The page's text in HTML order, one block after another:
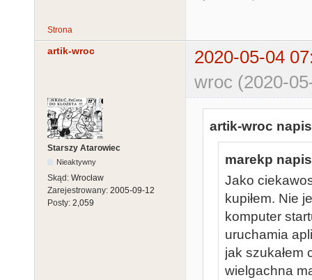
Strona
artik-wroc
2020-05-04
wroc (2020-
Starszy Atarowiec
Nieaktywny
Skąd: Wrocław
Zarejestrowany: 2005-09-12
Posty: 2,059
artik-wroc
marekp
Jako
kupiłem. Nie
komputer
uruchamia
jak szukałem
wielgachna